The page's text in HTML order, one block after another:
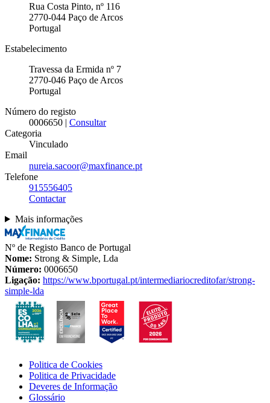
Rua Costa Pinto, nº 116
2770-044 Paço de Arcos
Portugal
Estabelecimento
Travessa da Ermida nº 7
2770-046 Paço de Arcos
Portugal
Número do registo
0006650 | Consultar
Categoria
Vinculado
Email
nureia.sacoor@maxfinance.pt
Telefone
915556405
Contactar
Mais informações
Nº de Registo Banco de Portugal
Nome: Strong & Simple, Lda
Número: 0006650
Ligação: https://www.bportugal.pt/intermediariocreditofar/strong-
simple-lda
Politica de Cookies
Politica de Privacidade
Deveres de Informação
Glossário